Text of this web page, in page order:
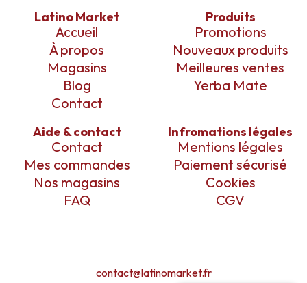
Latino Market
Accueil
À propos
Magasins
Blog
Contact
Produits
Promotions
Nouveaux produits
Meilleures ventes
Yerba Mate
Aide & contact
Contact
Mes commandes
Nos magasins
FAQ
Infromations légales
Mentions légales
Paiement sécurisé
Cookies
CGV
contact@latinomarket.fr